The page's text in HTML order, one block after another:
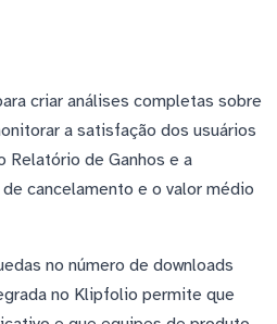
criar análises completas sobre
a satisfação dos usuários
de Ganhos e a
cancelamento e o valor médio
no número de downloads
no Klipfolio permite que